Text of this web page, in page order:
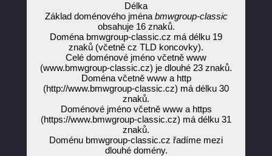
Délka
Základ doménového jména bmwgroup-classic
obsahuje 16 znaků.
Doména bmwgroup-classic.cz má délku 19
znaků (včetně cz TLD koncovky).
Celé doménové jméno včetně www
(www.bmwgroup-classic.cz) je dlouhé 23 znaků.
Doména včetně www a http
(http://www.bmwgroup-classic.cz) má délku 30
znaků.
Doménové jméno včetně www a https
(https://www.bmwgroup-classic.cz) má délku 31
znaků.
Doménu bmwgroup-classic.cz řadíme mezi
dlouhé domény.